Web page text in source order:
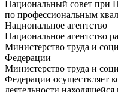
Национальный совет при
по профессиональным
Национальное агентство
Национальное агентство
Министерство труда и
Федерации
Министерство труда и
Федерации осуществляет
деятельности